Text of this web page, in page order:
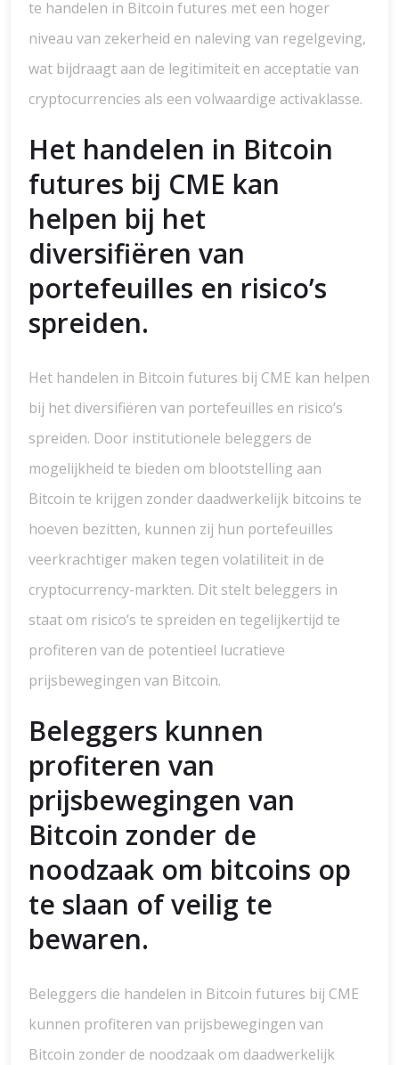
te handelen in Bitcoin futures met een hoger
niveau van zekerheid en naleving van regelgeving,
wat bijdraagt aan de legitimiteit en acceptatie van
cryptocurrencies als een volwaardige activaklasse.
Het handelen in Bitcoin
futures bij CME kan
helpen bij het
diversifiëren van
portefeuilles en risico’s
spreiden.
Het handelen in Bitcoin futures bij CME kan helpen
bij het diversifiëren van portefeuilles en risico’s
spreiden. Door institutionele beleggers de
mogelijkheid te bieden om blootstelling aan
Bitcoin te krijgen zonder daadwerkelijk bitcoins te
hoeven bezitten, kunnen zij hun portefeuilles
veerkrachtiger maken tegen volatiliteit in de
cryptocurrency-markten. Dit stelt beleggers in
staat om risico’s te spreiden en tegelijkertijd te
profiteren van de potentieel lucratieve
prijsbewegingen van Bitcoin.
Beleggers kunnen
profiteren van
prijsbewegingen van
Bitcoin zonder de
noodzaak om bitcoins op
te slaan of veilig te
bewaren.
Beleggers die handelen in Bitcoin futures bij CME
kunnen profiteren van prijsbewegingen van
Bitcoin zonder de noodzaak om daadwerkelijk